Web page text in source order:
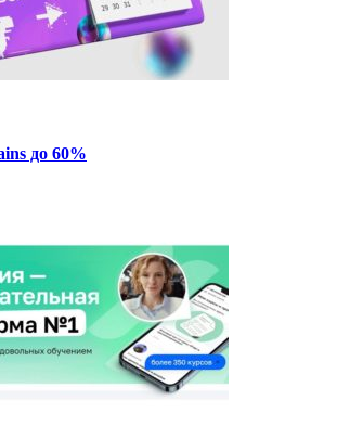
до 60%